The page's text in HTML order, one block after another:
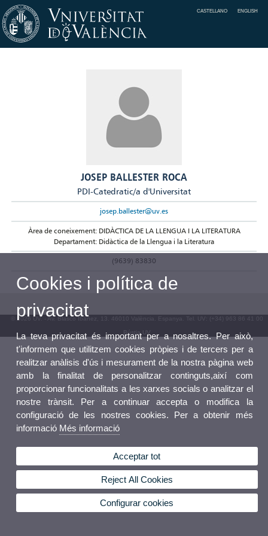
CASTELLANO ENGLISH
JOSEP BALLESTER ROCA
PDI-Catedratic/a d'Universitat
josep.ballester@uv.es
Àrea de coneixement: DIDÀCTICA DE LA LLENGUA I LA LITERATURA
Departament: Didàctica de la Llengua i la Literatura
(9639) 83830
© 2026 UV. - Av. Blasco Ibáñez, 13. 46010 València. Espanya. Tel. UV: (+34) 963 86 41 00
Bústia UV
Cookies i política de
privacitat
La teva privacitat és important per a nosaltres. Per això,
t'informem que utilitzem cookies pròpies i de tercers per a
realitzar anàlisis d'ús i mesurament de la nostra pàgina web
amb la finalitat de personalitzar continguts,així com
proporcionar funcionalitats a les xarxes socials o analitzar el
nostre trànsit. Per a continuar accepta o modifica la
configuració de les nostres cookies. Per a obtenir més
informació Més informació
Acceptar tot
Reject All Cookies
Configurar cookies